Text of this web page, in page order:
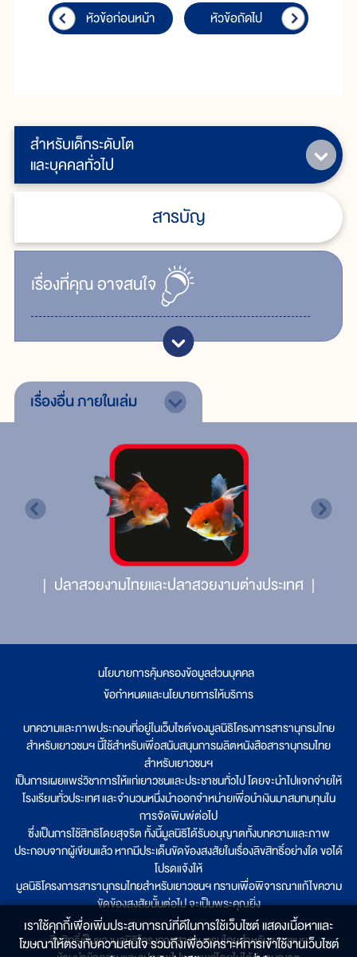
สำหรับเด็กระดับโต
และบุคคลทั่วไป
สารบัญ
เรื่ิองที่คุณอาจสนใจ
หัวข้อก่อนหน้า หัวข้อถัดไป
เรื่องอื่นภายในเล่ม
ปลาสวยงามไทยและปลาสวยงามต่างประเทศ
นโยบายการคุ้มครองข้อมูลส่วนบุคคล
ข้อกำหนดและนโยบายการให้บริการ
บทความและภาพประกอบที่อยู่ในเว็บไซต์ของมูลนิธิโครงการสารานุกรมไทย
สำหรับเยาวชนฯ นี้ใช้สำหรับเพื่อสนับสนุนการผลิตหนังสือสารานุกรมไทย
สำหรับเยาวชนฯ
เป็นการเผยแพร่วิชาการให้แก่เยาวชนและประชาชนทั่วไป โดยจะนำไปแจกจ่ายให้
โรงเรียนทั่วประเทศ และจำนวนหนึ่งนำออกจำหน่ายเพื่อนำเงินมาสมทบทุนใน
การจัดพิมพ์ต่อไป
ซึ่งเป็นการใช้สิทธิโดยสุจริต ทั้งนี้มูลนิธิได้รับอนุญาตทั้งบทความและภาพ
ประกอบจากผู้เขียนแล้ว หากมีประเด็นขัดข้องสงสัยในเรื่องลิขสิทธิ์อย่างใด ขอได้
โปรดแจ้งให้
มูลนิธิโครงการสารานุกรมไทยสำหรับเยาวชนฯ ทราบเพื่อพิจารณาแก้ไขความ
ขัดข้องสงสัยนั้นต่อไป จะเป็นพระคุณยิ่ง
ลิขสิทธิ์เป็นของมูลนิธิโครงการสารานุกรมไทยสำหรับเยาวชนฯ
เราใช้คุกกี้เพื่อเพิ่มประสบการณ์ที่ดีในการใช้เว็บไซต์ แสดงเนื้อหาและ
โฆษณาให้ตรงกับความสนใจ รวมถึงเพื่อวิเคราะห์การเข้าใช้งานเว็บไซต์